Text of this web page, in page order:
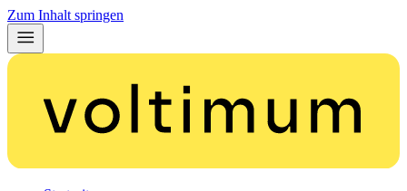
Zum Inhalt springen